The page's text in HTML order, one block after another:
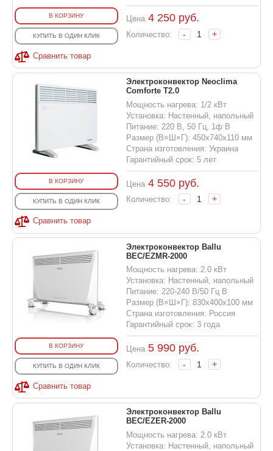
В КОРЗИНУ
КУПИТЬ В ОДИН КЛИК
Сравнить товар
Цена 4 250руб.
Количество: - +
В КОРЗИНУ
КУПИТЬ В ОДИН КЛИК
Сравнить товар
Электроконвектор Neoclima
Comforte T2.0
Мощность нагрева: 1/2 кВт
Установка: Настенный, напольный
Питание: 220 В, 50 Гц, 1ф В
Размер (В×Ш×Г): 450х740х110 мм
Страна изготовления: Украина
Гарантийный срок: 5 лет
Цена 4 550руб.
Количество: - +
В КОРЗИНУ
КУПИТЬ В ОДИН КЛИК
Сравнить товар
Электроконвектор Ballu
BEC/EZMR-2000
Мощность нагрева: 2.0 кВт
Установка: Настенный, напольный
Питание: 220-240 В/50 Гц В
Размер (В×Ш×Г): 830х400х100 мм
Страна изготовления: Россия
Гарантийный срок: 3 года
Цена 5 990руб.
Количество: - +
Электроконвектор Ballu
BEC/EZER-2000
Мощность нагрева: 2.0 кВт
Установка: Настенный, напольный